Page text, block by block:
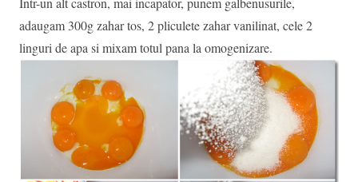
adaugam 300g zahar tos, 2 pliculete zahar vanilinat, cele 2
linguri de apa si mixam totul pana la omogenizare.